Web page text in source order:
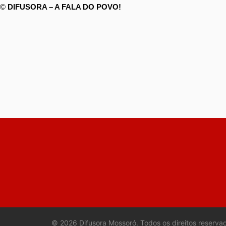
© DIFUSORA – A FALA DO POVO!
© 2026 Difusora Mossoró. Todos os direitos